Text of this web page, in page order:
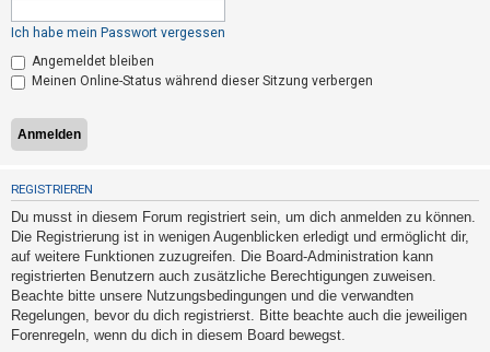
R
e
i
s
t
r
i
e
r
e
n
Ich habe mein Passwort vergessen
Angemeldet bleiben
Meinen Online-Status während dieser Sitzung verbergen
REGISTRIEREN
Du musst in diesem Forum registriert sein, um dich anmelden zu können.
Die Registrierung ist in wenigen Augenblicken erledigt und ermöglicht dir,
auf weitere Funktionen zuzugreifen. Die Board-Administration kann
registrierten Benutzern auch zusätzliche Berechtigungen zuweisen.
Beachte bitte unsere Nutzungsbedingungen und die verwandten
Regelungen, bevor du dich registrierst. Bitte beachte auch die jeweiligen
Forenregeln, wenn du dich in diesem Board bewegst.